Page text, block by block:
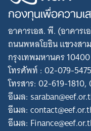
กองทุนเพื่อความ
อาคารเอส. พี. (อาคารเ
ถนนพหลโยธิน แขวงสา
กรุงเทพมหานคร 10400
โทรศัพท์ : 02-079-5475
โทรสาร: 02-619-1810,
อีเมล:
อีเมล:
อีเมล: